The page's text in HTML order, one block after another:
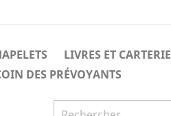
LIVRES ET CARTERIE
DES PRÉVOYANTS